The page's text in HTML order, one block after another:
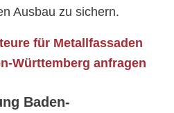
Ausbau zu sichern.
für Metallfassaden
Württemberg anfragen
Baden-